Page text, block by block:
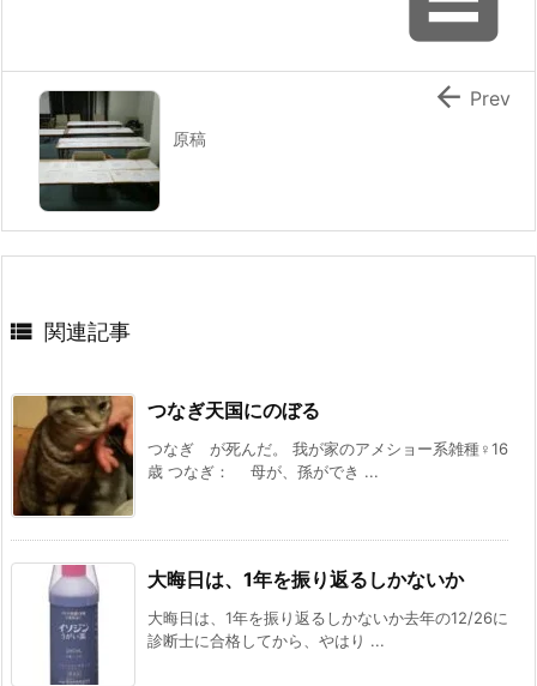
原稿
 Prev
 関連記事
つなぎ天国にのぼる
つなぎ が死んだ。 我が家のアメショー系雑種♀16
歳 つなぎ： 母が、孫ができ ...
大晦日は、1年を振り返るしかないか
大晦日は、1年を振り返るしかないか去年の12/26に
診断士に合格してから、やはり ...